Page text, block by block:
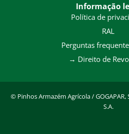
Informação
Política de
RAL
Perguntas
→ Direito de
© Pinhos Armazém Agrícola /
S.A.